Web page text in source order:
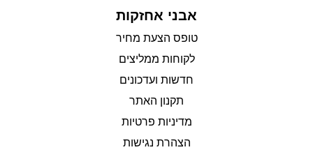
אבני אחזקות
טופס הצעת מחיר
לקוחות ממליצים
חדשות ועדכונים
תקנון האתר
מדיניות פרטיות
הצהרת נגישות